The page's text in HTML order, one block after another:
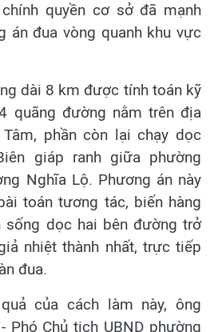
quyền cơ sở đã mạnh
án đua vòng quanh khu vực
dài 8 km được tính toán kỹ
quãng đường nằm trên địa
phần còn lại chạy dọc
giáp ranh giữa phường
Nghĩa Lộ. Phương án này
toán tương tác, biến hàng
sống dọc hai bên đường trở
nhiệt thành nhất, trực tiếp
đua.
của cách làm này, ông
Phó Chủ tịch UBND phường